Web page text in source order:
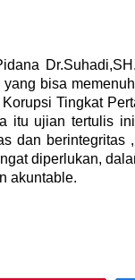
bisa
Tingkat
itu ujian tertulis
dan
diperlukan,
akuntable.